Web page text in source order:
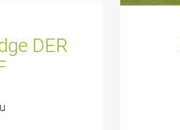
DER